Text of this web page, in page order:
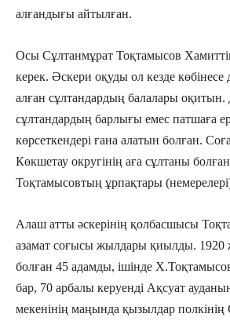
алғандығы айтылған.
Осы Сұлтанмұрат Тоқтамысов
керек. Әскери оқуды ол кезде көбінесе
алған сұлтандардың балалары
сұлтандардың барлығы емес патшаға
көрсеткендері ғана алатын болған.
Көкшетау округінің аға сұлтаны
Тоқтамысовтың ұрпақтары
Алаш атты әскерінің қолбасшысы
азамат соғысы жылдары қиылды.
болған 45 адамды, ішінде
бар, 70 арбалы керуенді Ақсуат
мекенінің маңында қызылдар полкінің